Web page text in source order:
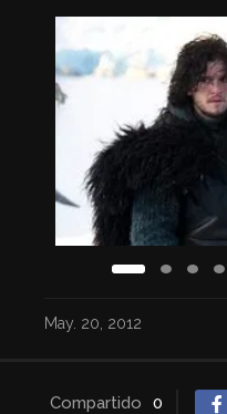
May. 20, 2012
Compartido 0